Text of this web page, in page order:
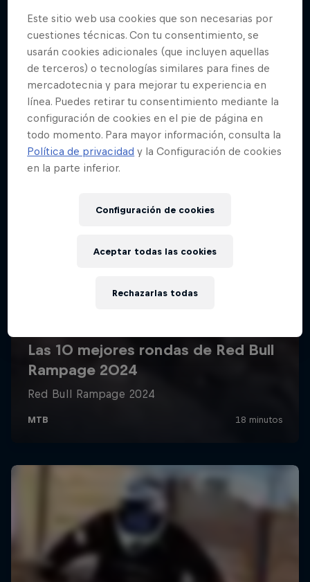
Más contenidos similares
Este sitio web usa cookies que son necesarias por
cuestiones técnicas. Con tu consentimiento, se
usarán cookies adicionales (que incluyen aquellas
de terceros) o tecnologías similares para fines de
mercadotecnia y para mejorar tu experiencia en
línea. Puedes retirar tu consentimiento mediante la
configuración de cookies en el pie de página en
todo momento. Para mayor información, consulta la
Política de privacidad y la Configuración de cookies
en la parte inferior.
Configuración de cookies
Rechazarlas todas
Aceptar todas las cookies